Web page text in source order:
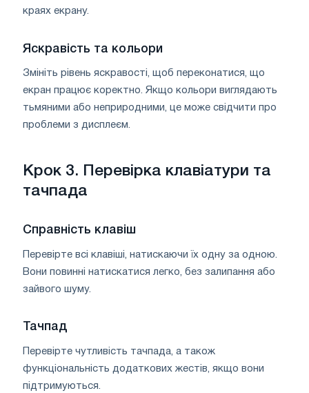
краях екрану.
Яскравість та кольори
Змініть рівень яскравості, щоб переконатися, що
екран працює коректно. Якщо кольори виглядають
тьмяними або неприродними, це може свідчити про
проблеми з дисплеєм.
Крок 3. Перевірка клавіатури та
тачпада
Справність клавіш
Перевірте всі клавіші, натискаючи їх одну за одною.
Вони повинні натискатися легко, без залипання або
зайвого шуму.
Тачпад
Перевірте чутливість тачпада, а також
функціональність додаткових жестів, якщо вони
підтримуються.